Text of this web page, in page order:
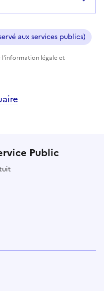
aux services publics)
l'information légale et
Public